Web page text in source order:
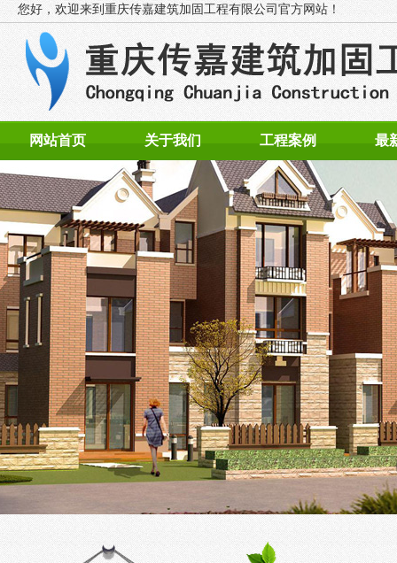
您好，欢迎来到重庆传嘉建筑加固工程有限公司官方网站！
网站首页 关于我们 工程案例 最